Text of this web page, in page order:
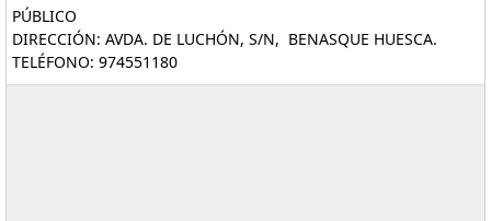
PÚBLICO
DIRECCIÓN: AVDA. DE LUCHÓN, S/N, BENASQUE HUESCA.
TELÉFONO: 974551180